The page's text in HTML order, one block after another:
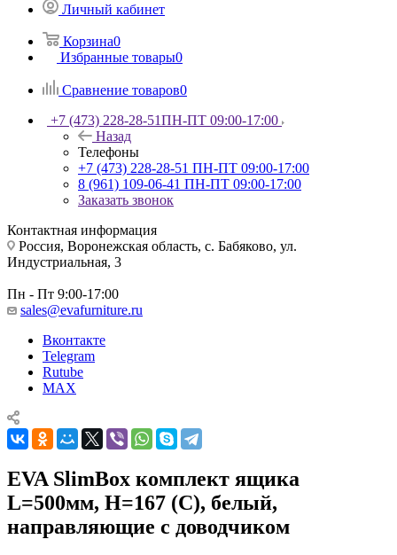
Личный кабинет
Корзина0
Избранные товары0
Сравнение товаров0
+7 (473) 228-28-51ПН-ПТ 09:00-17:00
Назад
Телефоны
+7 (473) 228-28-51 ПН-ПТ 09:00-17:00
8 (961) 109-06-41 ПН-ПТ 09:00-17:00
Заказать звонок
Контактная информация
Россия, Воронежская область, с. Бабяково, ул.
Индустриальная, 3
Пн - Пт 9:00-17:00
sales@evafurniture.ru
Вконтакте
Telegram
Rutube
MAX
EVA SlimBox комплект ящика
L=500мм, H=167 (C), белый,
направляющие с доводчиком